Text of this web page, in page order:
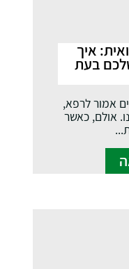
איך
בעת
אמור לרפא,
אולם, כאשר